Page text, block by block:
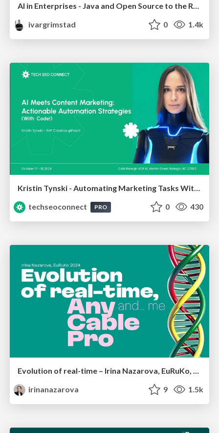
AI in Enterprises - Java and Open Source to the Rescue
ivargrimstad
0 1.4k
Kristin Tynski - Automating Marketing Tasks With AI
techseoconnect
PRO 0 430
irinanazarova
9 1.5k